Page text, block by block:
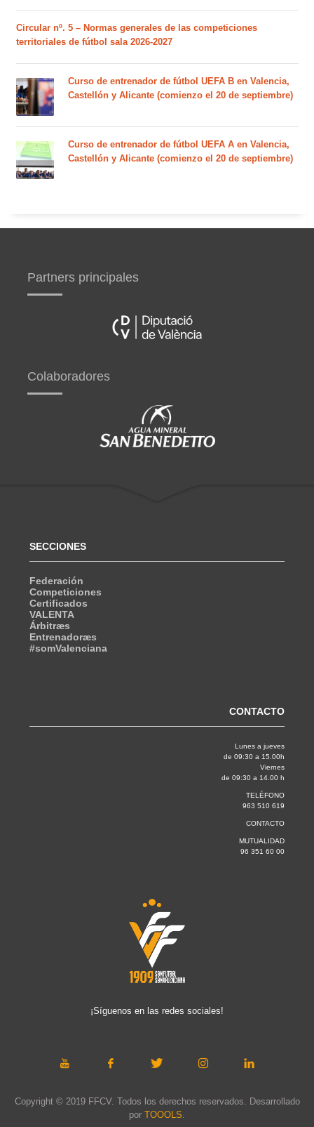
Circular nº. 5 – Normas generales de las competiciones
territoriales de fútbol sala 2026-2027
Curso de entrenador de fútbol UEFA B en Valencia,
Castellón y Alicante (comienzo el 20 de septiembre)
Curso de entrenador de fútbol UEFA A en Valencia,
Castellón y Alicante (comienzo el 20 de septiembre)
Partners principales
Colaboradores
SECCIONES
Federación
Competiciones
Certificados
VALENTA
Árbitræs
Entrenadoræs
#somValenciana
CONTACTO
Lunes a jueves
de 09:30 a 15.00h
Viernes
de 09:30 a 14.00 h
TELÉFONO
963 510 619
CONTACTO
MUTUALIDAD
96 351 60 00
¡Síguenos en las redes sociales!
Copyright © 2019 FFCV. Todos los derechos reservados. Desarrollado
por TOOOLS